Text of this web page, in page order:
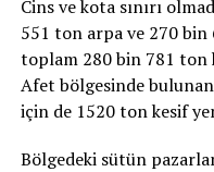
Cins ve kota sınırı
551 ton arpa ve 270 bin
toplam 280 bin 781 ton
Afet bölgesinde
için de 1520 ton kesif
Bölgedeki sütün